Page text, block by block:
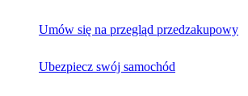
Umów się na przegląd przedzakupowy
Ubezpiecz swój samochód